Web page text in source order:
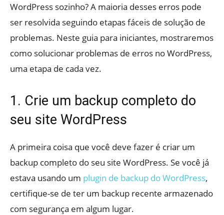
WordPress sozinho? A maioria desses erros pode
ser resolvida seguindo etapas fáceis de solução de
problemas. Neste guia para iniciantes, mostraremos
como solucionar problemas de erros no WordPress,
uma etapa de cada vez.
1. Crie um backup completo do
seu site WordPress
A primeira coisa que você deve fazer é criar um
backup completo do seu site WordPress. Se você já
estava usando um plugin de backup do WordPress,
certifique-se de ter um backup recente armazenado
com segurança em algum lugar.